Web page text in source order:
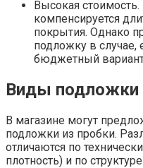
Высокая стоимость.
компенсируется
покрытия. Однако
подложку в случае,
бюджетный вариант
Виды подложки
В магазине могут
подложки из пробки.
отличаются по
плотность) и по структуре.